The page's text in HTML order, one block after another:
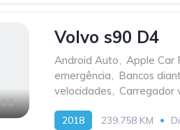
43
Volvo s90 D4
Android Auto, Apple Car
emergência, Bancos
velocidades, Carregador
2018 239.758 KM